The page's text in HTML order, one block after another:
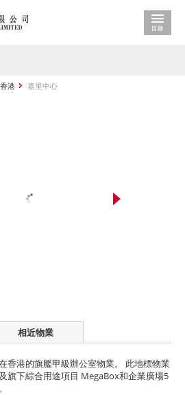
香港 嘉里中心
相近物業
香港的旗艦甲級辦公室物業。 此地標物業
旗下綜合用途項目 MegaBox和企業廣場5